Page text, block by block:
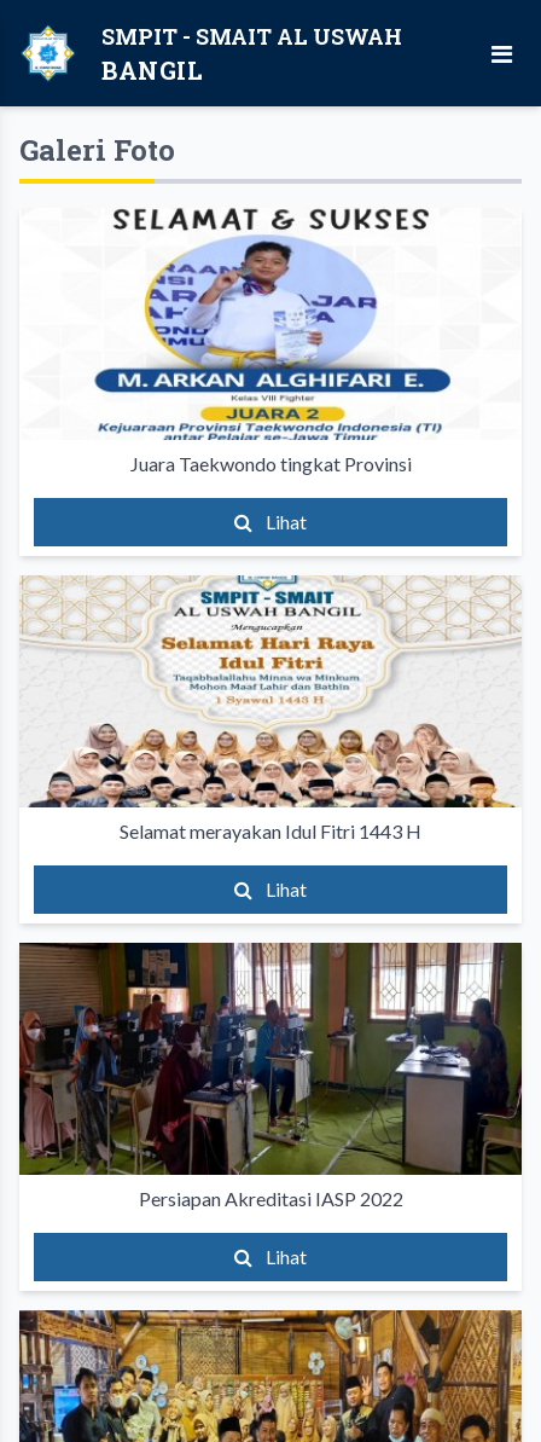
SMPIT - SMAIT AL USWAH
BANGIL
Galeri Foto
Juara Taekwondo tingkat Provinsi
Lihat
Selamat merayakan Idul Fitri 1443 H
Lihat
Persiapan Akreditasi IASP 2022
Lihat